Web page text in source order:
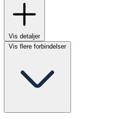
Vis detaljer
Vis flere forbindelser